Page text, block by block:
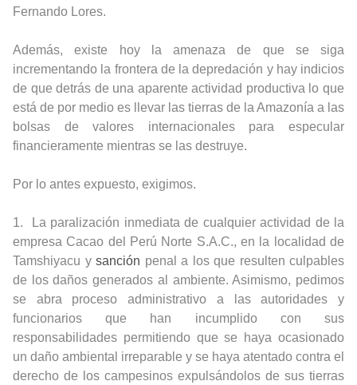
Fernando Lores.
Además, existe hoy la amenaza de que se siga
incrementando la frontera de la depredación y hay indicios
de que detrás de una aparente actividad productiva lo que
está de por medio es llevar las tierras de la Amazonía a las
bolsas de valores internacionales para especular
financieramente mientras se las destruye.
Por lo antes expuesto, exigimos.
1.
La paralización inmediata de cualquier actividad de la
empresa Cacao del Perú Norte S.A.C., en la localidad de
Tamshiyacu y sanción penal a los que resulten culpables
de los daños generados al ambiente. Asimismo, pedimos
se abra proceso administrativo a las autoridades y
funcionarios que han incumplido con sus
responsabilidades permitiendo que se haya ocasionado
un daño ambiental irreparable y se haya atentado contra el
derecho de los campesinos expulsándolos de sus tierras